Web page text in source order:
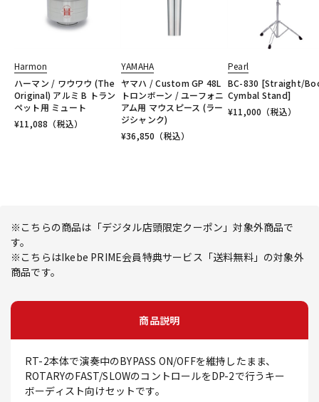
Harmon
ハーマン / ワウワウ (The
Original) アルミ B トラン
ペット用 ミュート
¥11,088 （税込）
YAMAHA
ヤマハ / Custom GP 48L
トロンボーン / ユーフォニ
アム用 マウスピース (ラー
ジシャンク)
¥36,850 （税込）
Pearl
BC-830 [Straight/
Cymbal Stand]
¥11,000 （税込）
※こちらの商品は「デジタル店頭限定クーポン」対象外商品で
す。
※こちらはIkebe PRIME会員特典サービス「送料無料」の対象外
商品です。
商品説明
RT-2本体で演奏中のBYPASS ON/OFFを維持したまま、
ROTARYのFAST/SLOWのコントロールをDP-2で行うキー
ボーディスト向けセットです。